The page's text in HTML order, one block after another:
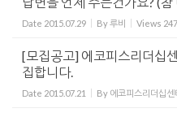
Date 2015.07.29 By루비 Views
[모집공고] 에코피스리더십
집합니다.
Date 2015.07.21 By 에코피스리더십센